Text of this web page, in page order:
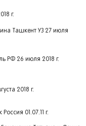
г.
Ташкент УЗ 27 июля
РФ 26 июля 2018 г.
2018 г.
01.07.11 г.